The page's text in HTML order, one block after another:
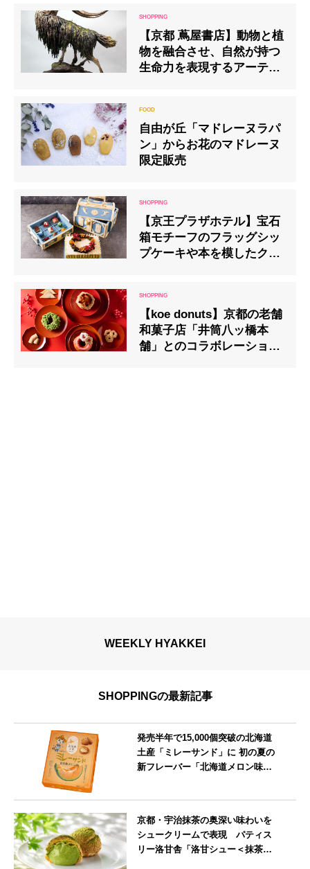
【京都 蔦屋書店】動物と植
物を融合させ、自然が持つ
生命力を表現するアーティ
自由が丘「マドレーヌラパ
ン」からお花のマドレーヌ
限定販売
【京王プラザホテル】宝石
箱モチーフのフラッグシッ
プケーキや本を模したクリ
【koe donuts】京都の老舗
和菓子店「井筒八ッ橋本
舗」とのコラボレーション
WEEKLY HYAKKEI
SHOPPINGの最新記事
発売半年で15,000個突破の北海道
土産「ミレーサンド」に 初の夏の
新フレーバー「北海道メロン味」
京都・宇治抹茶の奥深い味わいを
シュークリームで表現 パティス
リー洛甘舎「洛甘シュー＜抹茶